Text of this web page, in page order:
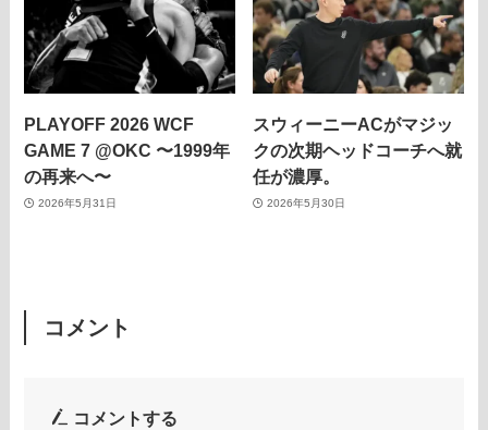
PLAYOFF 2026 WCF
GAME 7 @OKC 〜1999年
の再来へ〜
2026年5月31日
スウィーニーACがマジッ
クの次期ヘッドコーチへ就
任が濃厚。
2026年5月30日
コメント
コメントする